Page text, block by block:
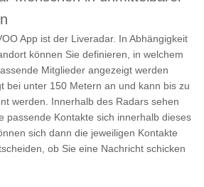
App ist der Liveradar. In Abhängigkeit
können Sie definieren, in welchem
Mitglieder angezeigt werden
bei unter 150 Metern an und kann bis zu
werden. Innerhalb des Radars sehen
passende Kontakte sich innerhalb dieses
sich dann die jeweiligen Kontakte
ob Sie eine Nachricht schicken